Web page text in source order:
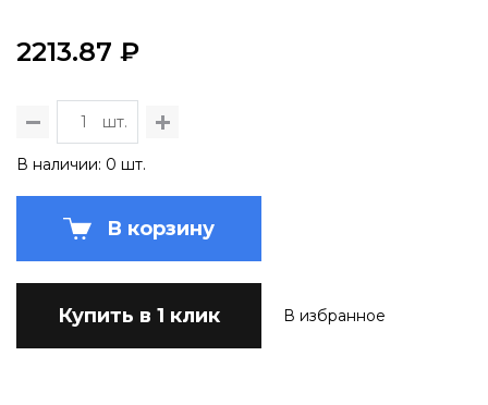
2213.87 ₽
шт.
В наличии: 0 шт.
В корзину
Купить в 1 клик В избранное